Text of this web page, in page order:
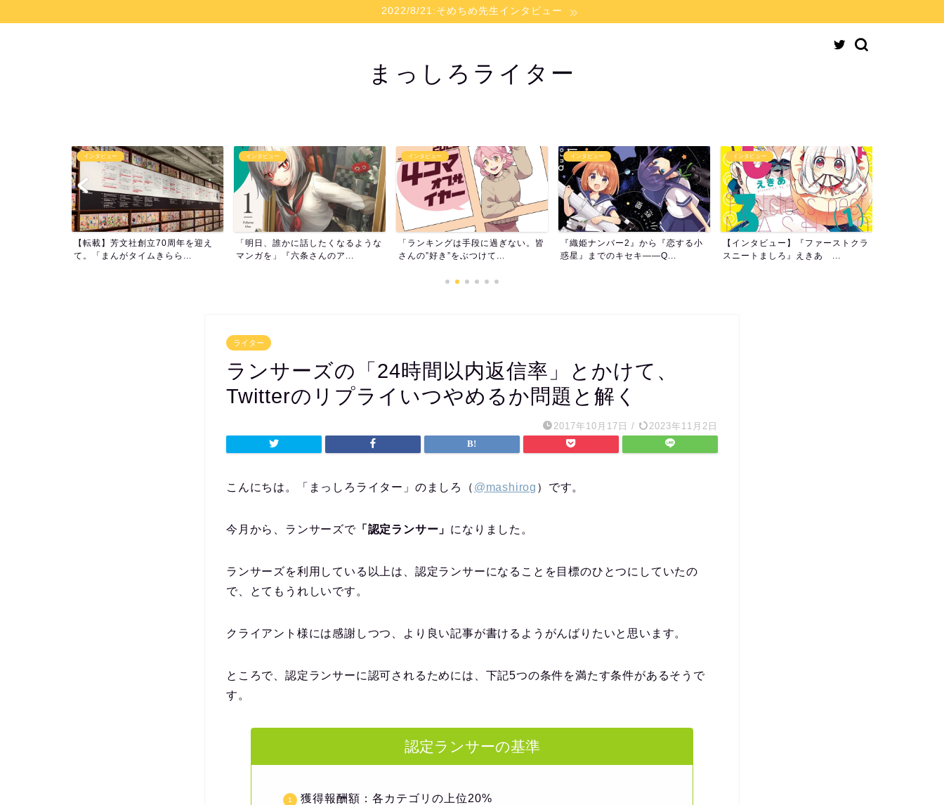
2022/8/21:そめちめ先生インタビュー
まっしろライター
インタビュー
「明日、誰かに話したくなるような
マンガを」『六条さんのア...
インタビュー
「ランキングは手段に過ぎない。皆
さんの”好き”をぶつけて...
インタビュー
『織姫ナンバー2』から『恋する小
惑星』までのキセキ――Q...
インタビュー
【インタビュー】『ファーストクラ
スニートましろ』えきあ ...
インタビュー
「現実の無戸籍問題が着想のきっか
けに」『妖こそ怪異戸籍課...
ライター
ランサーズの「24時間以内返信率」とかけて、
Twitterのリプライいつやめるか問題と解く
2017年10月17日 / 2023年11月2日
こんにちは。「まっしろライター」のましろ（ @mashirog ）です。
今月から、ランサーズで「認定ランサー」 になりました。
ランサーズを利用している以上は、認定ランサーになることを目標のひとつにしていたの
で、とてもうれしいです。
クライアント様には感謝しつつ、より良い記事が書けるようがんばりたいと思います。
ところで、認定ランサーに認可されるためには、下記5つの条件を満たす条件があるそうで
す。
認定ランサーの基準
獲得報酬額：各カテゴリの上位20%